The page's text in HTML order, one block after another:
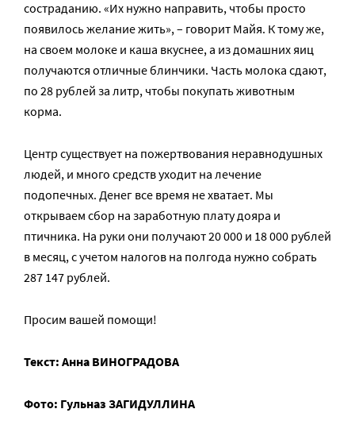
состраданию. «Их нужно направить, чтобы просто
появилось желание жить», – говорит Майя. К тому же,
на своем молоке и каша вкуснее, а из домашних яиц
получаются отличные блинчики. Часть молока сдают,
по 28 рублей за литр, чтобы покупать животным
корма.
Центр существует на пожертвования неравнодушных
людей, и много средств уходит на лечение
подопечных. Денег все время не хватает. Мы
открываем сбор на заработную плату дояра и
птичника. На руки они получают 20 000 и 18 000 рублей
в месяц, с учетом налогов на полгода нужно собрать
287 147 рублей.
Просим вашей помощи!
Текст: Анна ВИНОГРАДОВА
Фото: Гульназ ЗАГИДУЛЛИНА